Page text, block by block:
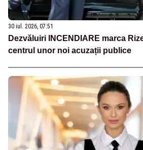
30 iul. 2026, 07:51
Dezvăluiri INCENDIARE marca
centrul unor noi acuzații publice